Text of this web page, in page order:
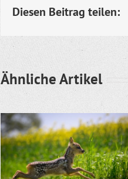
Diesen Beitrag teilen:
Ähnliche Artikel